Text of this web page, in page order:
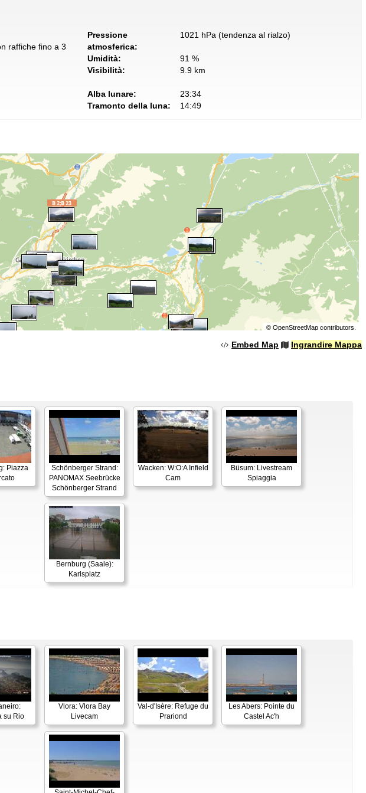
raffiche fino a 3
Pressione
atmosferica:
1021 hPa (tendenza al rialzo)
Umidità:
91 %
Visibilità:
9.9 km
Alba lunare:
23:34
Tramonto della luna:
14:49
© OpenStreetMapcontributors.
Embed Map Ingrandire Mappa
Piazza
Schönberger Strand:
PANOMAX Seebrücke
Schönberger Strand
Wacken: W:O:A Infield
Cam
Büsum: Livestream
Spiaggia
Bernburg (Saale):
Karlsplatz
su Rio
Vlora: Vlora Bay
Livecam
Val-d'Isère: Refuge du
Prariond
Les Abers: Pointe du
Castel Ac'h